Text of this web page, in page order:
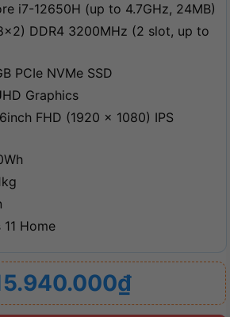
i7-12650H (up to 4.7GHz, 24MB)
DDR4 3200MHz (2 slot, up to
PCIe NVMe SSD
Graphics
FHD (1920 x 1080) IPS
Home
₫